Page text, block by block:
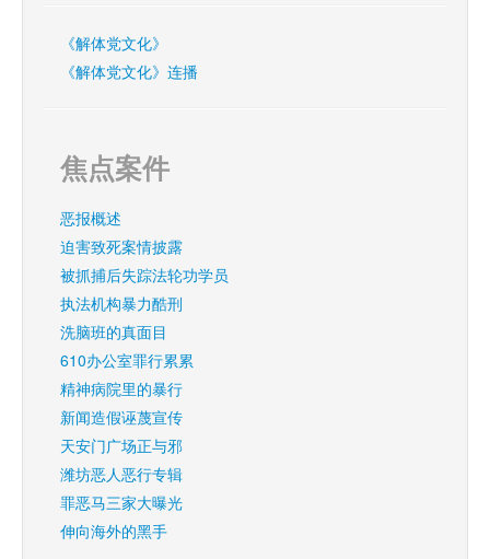
《解体党文化》
《解体党文化》连播
焦点案件
恶报概述
迫害致死案情披露
被抓捕后失踪法轮功学员
执法机构暴力酷刑
洗脑班的真面目
610办公室罪行累累
精神病院里的暴行
新闻造假诬蔑宣传
天安门广场正与邪
潍坊恶人恶行专辑
罪恶马三家大曝光
伸向海外的黑手